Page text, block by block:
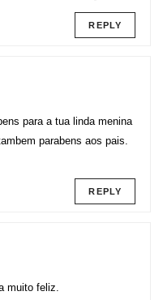
REPLY
para a tua linda menina
parabens aos pais.
REPLY
muito feliz.